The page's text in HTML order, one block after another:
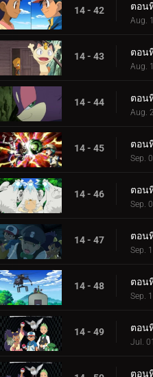
14 - 42
Aug.
14 - 43
Aug.
14 - 44
Aug.
14 - 45
Sep.
14 - 46
Sep.
14 - 47 ตอน
Sep.
14 - 48 ตอน
Sep.
14 - 49 ตอน
Jul.
ตอน